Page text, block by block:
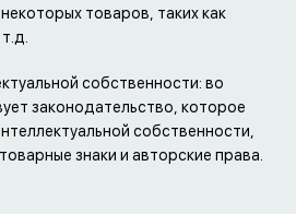
товаров, таких как
собственности: во
законодательство, которое
собственности,
знаки и авторские права.